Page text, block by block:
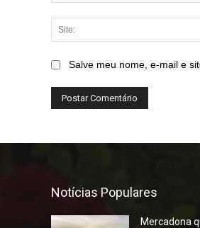
Salve meu nome, e-mail e
Notícias Populares
Mercadona